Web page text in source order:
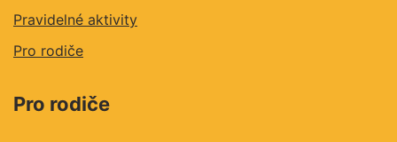
Pravidelné aktivity
Pro rodiče
Pro rodiče